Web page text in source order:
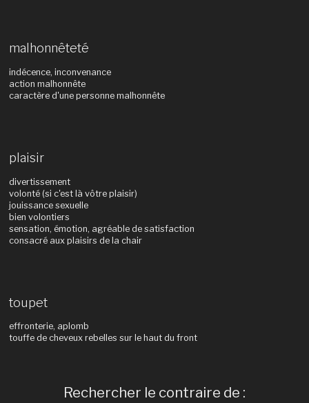
malhonnêteté
indécence, inconvenance
action malhonnête
caractère d'une personne malhonnête
plaisir
divertissement
volonté (si c'est là vôtre plaisir)
jouissance sexuelle
bien volontiers
sensation, émotion, agréable de satisfaction
consacré aux plaisirs de la chair
toupet
effronterie, aplomb
touffe de cheveux rebelles sur le haut du front
Rechercher le contraire de :